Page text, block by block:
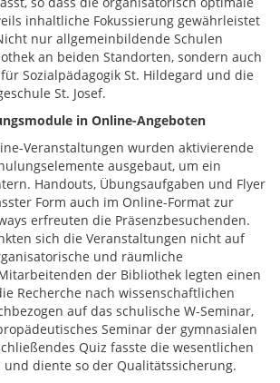
inhaltliche Fokussierung gewährleistet
nur allgemeinbildende Schulen
an beiden Standorten, sondern auch
Sozialpädagogik St. Hildegard und die
St. Josef.
in Online-Angeboten
Veranstaltungen wurden aktivierende
ausgebaut, um ein
Handouts, Übungsaufgaben und Flyer
Form auch im Online-Format zur
erfreuten die Präsenzbesuchenden.
sich die Veranstaltungen nicht auf
und räumliche
der Bibliothek legten einen
Recherche nach wissenschaftlichen
auf das schulische W-Seminar,
Seminar der gymnasialen
Quiz fasste die wesentlichen
und diente so der Qualitätssicherung.